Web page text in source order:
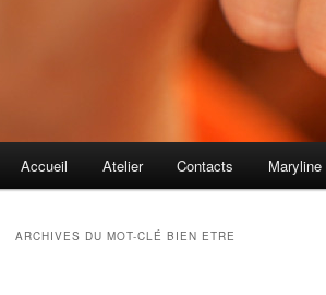
Aller au contenu principal
Aller au contenu secondaire
Accueil Atelier Contacts Maryline
ARCHIVES DU MOT-CLÉ BIEN ETRE